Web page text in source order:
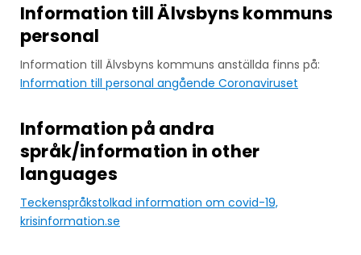
Information till Älvsbyns kommuns
personal
Information till Älvsbyns kommuns anställda finns på:
Information till personal angående Coronaviruset
Information på andra
språk/information in other
languages
Teckenspråkstolkad information om covid-19,
krisinformation.se